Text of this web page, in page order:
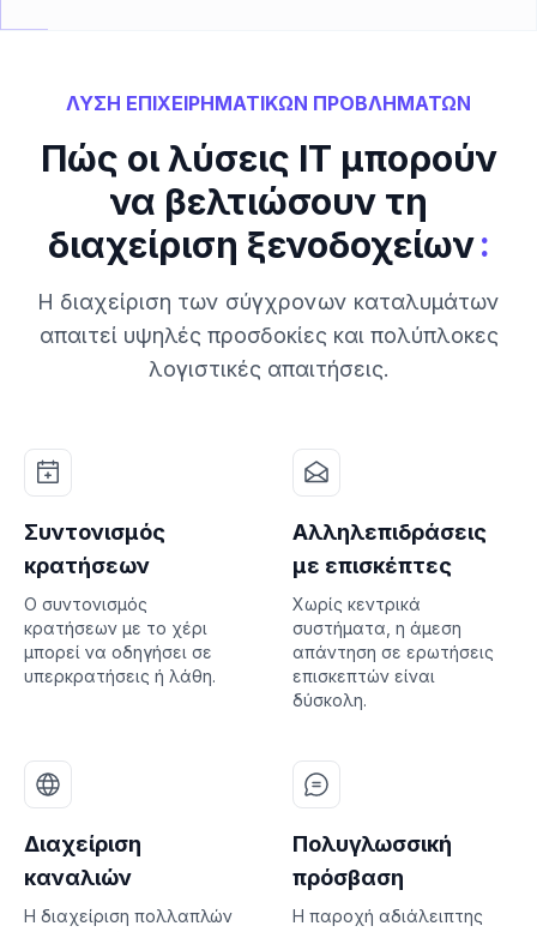
ΛΥΣΗ ΕΠΙΧΕΙΡΗΜΑΤΙΚΩΝ ΠΡΟΒΛΗΜΑΤΩΝ
Πώς οι λύσεις IT μπορούν
να βελτιώσουν τη
διαχείριση ξενοδοχείων:
Η διαχείριση των σύγχρονων καταλυμάτων
απαιτεί υψηλές προσδοκίες και πολύπλοκες
λογιστικές απαιτήσεις.
Συντονισμός
κρατήσεων
Ο συντονισμός
κρατήσεων με το χέρι
μπορεί να οδηγήσει σε
υπερκρατήσεις ή λάθη.
Αλληλεπιδράσεις
με επισκέπτες
Χωρίς κεντρικά
συστήματα, η άμεση
απάντηση σε ερωτήσεις
επισκεπτών είναι
δύσκολη.
Διαχείριση
καναλιών
Η διαχείριση πολλαπλών
Πολυγλωσσική
πρόσβαση
Η παροχή αδιάλειπτης